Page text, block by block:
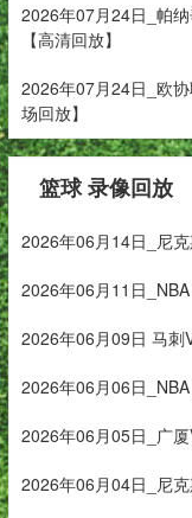
2026年07月24日_帕
【高清回放】
2026年07月24日_欧
场回放】
篮球 录像回放
2026年06月14日_尼
2026年06月11日
2026年06月09日 马刺
2026年06月06日
2026年06月05日_广厦
2026年06月04日_尼